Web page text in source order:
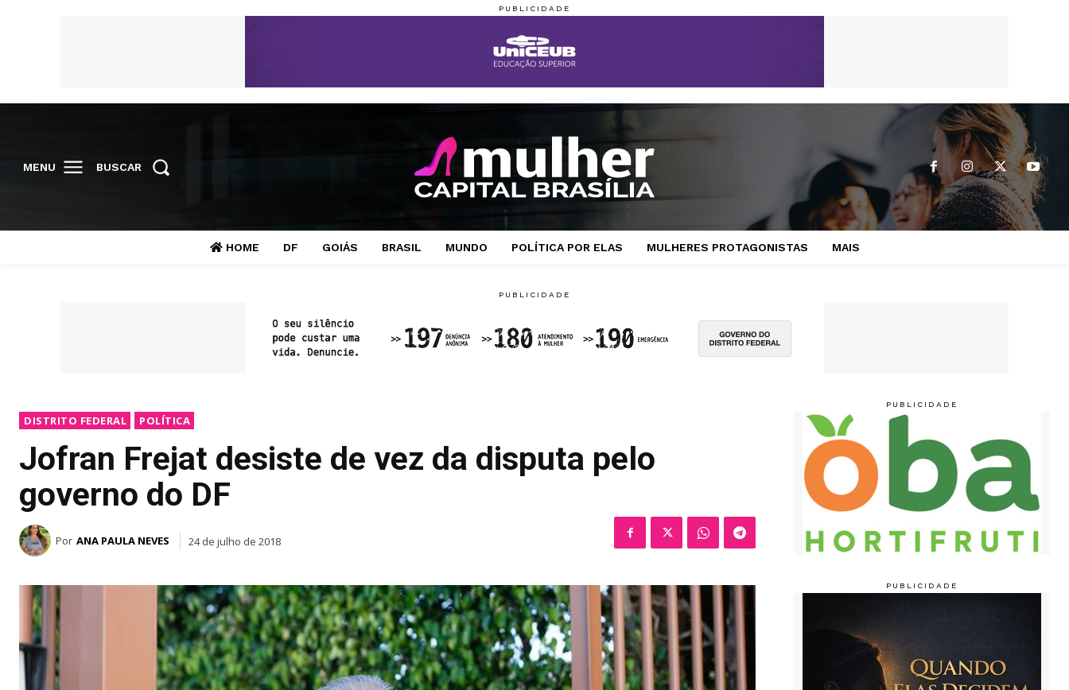
MENU BUSCAR
HOME DF GOIÁS BRASIL MUNDO POLÍTICA POR ELAS MULHERES PROTAGONISTAS MAIS
DISTRITO FEDERAL POLÍTICA
Jofran Frejat desiste de vez da disputa pelo
governo do DF
Por ANA PAULA NEVES 24 de julho de 2018